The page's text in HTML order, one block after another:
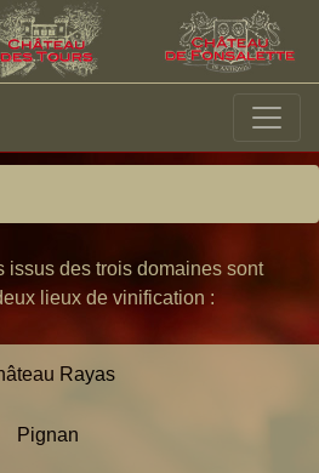
issus des trois domaines sont
lieux de vinification :
Rayas
Pignan